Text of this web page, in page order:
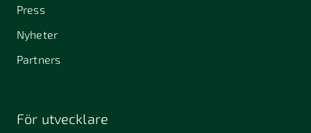
Press
Nyheter
Partners
För utvecklare